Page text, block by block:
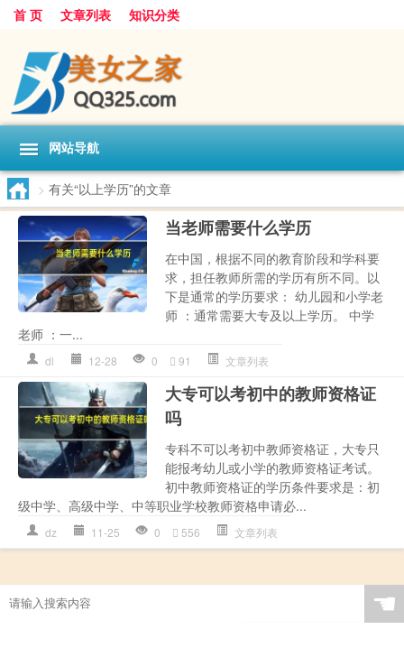
首 页 文章列表 知识分类
网站导航
> 有关“以上学历”的文章
当老师需要什么学历
在中国，根据不同的教育阶段和学科要
求，担任教师所需的学历有所不同。以
下是通常的学历要求： 幼儿园和小学老
师 ：通常需要大专及以上学历。 中学
老师 ：一...
dl 12-28 0 91 文章列表
大专可以考初中的教师资格证
吗
专科不可以考初中教师资格证，大专只
能报考幼儿或小学的教师资格证考试。
初中教师资格证的学历条件要求是：初
级中学、高级中学、中等职业学校教师资格申请必...
dz 11-25 0 556 文章列表
☚